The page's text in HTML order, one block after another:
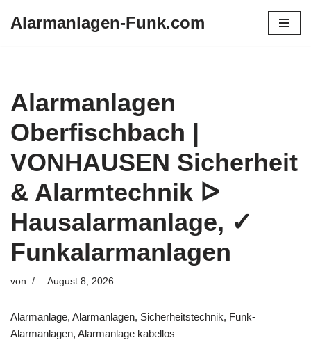
Alarmanlagen-Funk.com
Alarmanlagen
Oberfischbach |
VONHAUSEN Sicherheit
& Alarmtechnik ᐅ
Hausalarmanlage, ✓
Funkalarmanlagen
von August 8, 2026
Alarmanlage, Alarmanlagen, Sicherheitstechnik, Funk-
Alarmanlagen, Alarmanlage kabellos